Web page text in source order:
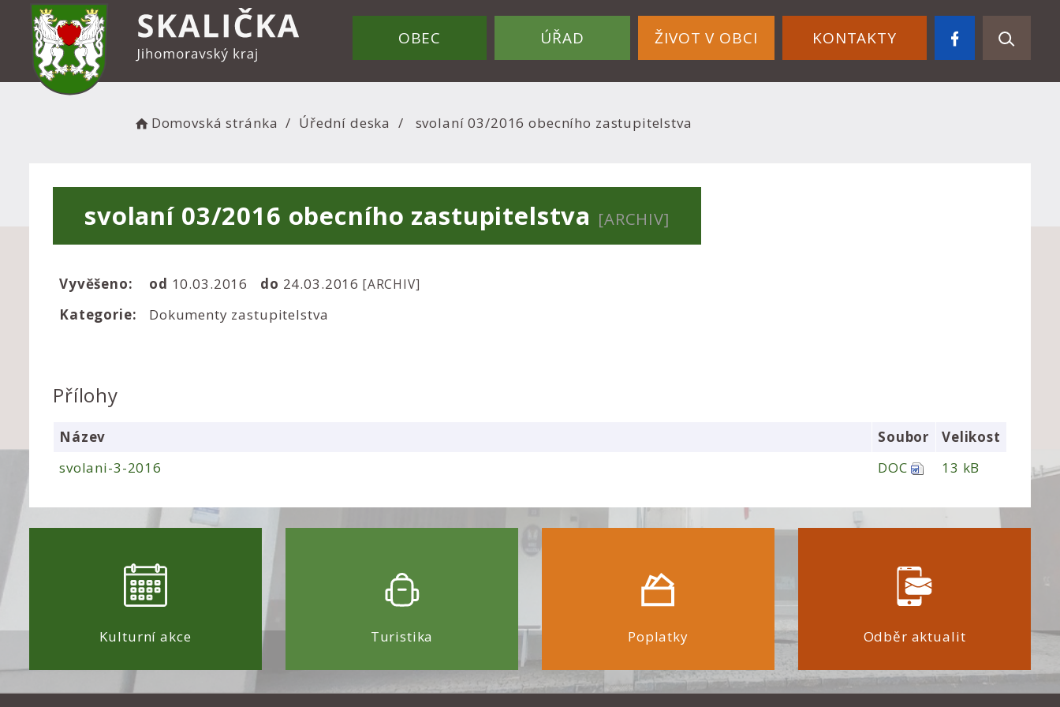
OBEC ÚŘAD ŽIVOT V OBCI KONTAKTY
Domovská stránka Úřední deska svolaní 03/2016 obecního zastupitelstva
svolaní 03/2016 obecního zastupitelstva [ARCHIV]
Vyvěšeno: od 10.03.2016 do 24.03.2016 [ARCHIV]
Kategorie: Dokumenty zastupitelstva
Přílohy
Název Soubor
Velikost
svolani-3-2016
DOC 13 kB
Kulturní akce Turistika Poplatky Odběr aktualit